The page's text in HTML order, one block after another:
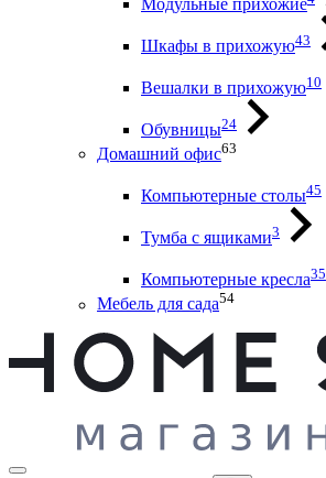
Модульные прихожие
Шкафы в прихожую43
Вешалки в прихожую10
Обувницы24
Домашний офис63
Компьютерные столы45
Тумба с ящиками3
Компьютерные кресла35
Мебель для сада54